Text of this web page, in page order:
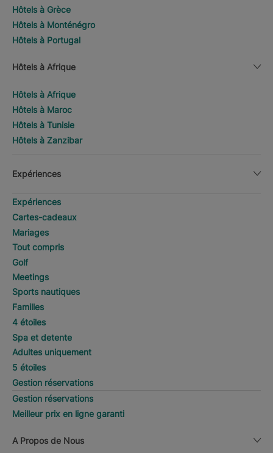
Hôtels à Grèce
Hôtels à Monténégro
Hôtels à Portugal
Hôtels à Afrique
Hôtels à Afrique
Hôtels à Maroc
Hôtels à Tunisie
Hôtels à Zanzibar
Expériences
Expériences
Cartes-cadeaux
Mariages
Tout compris
Golf
Meetings
Sports nautiques
Familles
4 étoiles
Spa et detente
Adultes uniquement
5 étoiles
Gestion réservations
Gestion réservations
Meilleur prix en ligne garanti
A Propos de Nous